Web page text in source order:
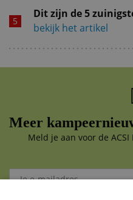
Dit zijn de 5
bekijk het artikel
Meer
Meld je aan voor de